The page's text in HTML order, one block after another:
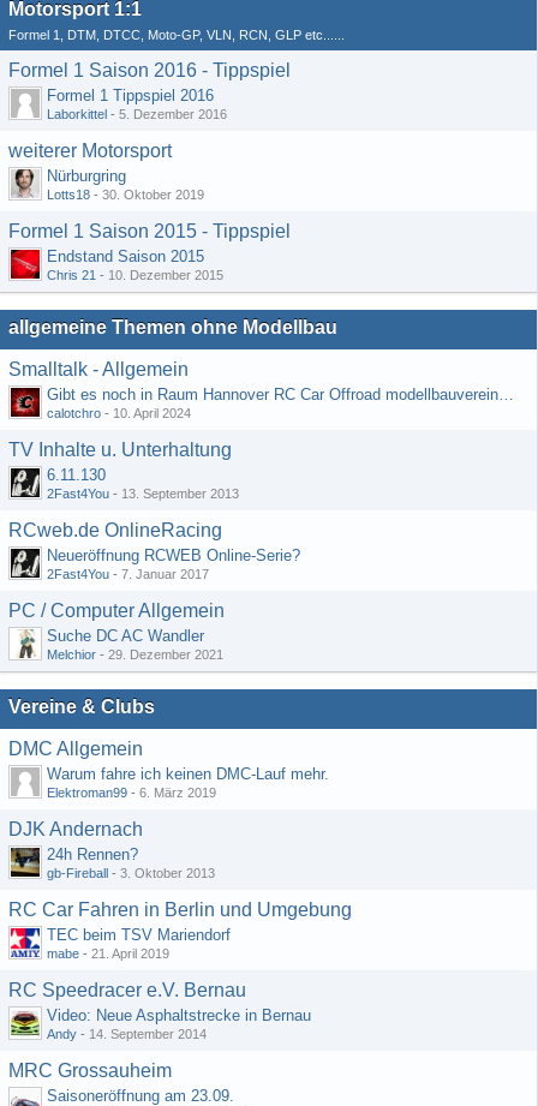
Motorsport 1:1
Formel 1, DTM, DTCC, Moto-GP, VLN, RCN, GLP etc......
Formel 1 Saison 2016 - Tippspiel
Formel 1 Tippspiel 2016
Laborkittel - 5. Dezember 2016
weiterer Motorsport
Nürburgring
Lotts18 - 30. Oktober 2019
Formel 1 Saison 2015 - Tippspiel
Endstand Saison 2015
Chris 21 - 10. Dezember 2015
allgemeine Themen ohne Modellbau
Smalltalk - Allgemein
Gibt es noch in Raum Hannover RC Car Offroad modellbauvereine, habe selbst schon gegoogelt aber erfolglos
calotchro - 10. April 2024
TV Inhalte u. Unterhaltung
6.11.130
2Fast4You - 13. September 2013
RCweb.de OnlineRacing
Neueröffnung RCWEB Online-Serie?
2Fast4You - 7. Januar 2017
PC / Computer Allgemein
Suche DC AC Wandler
Melchior - 29. Dezember 2021
Vereine & Clubs
DMC Allgemein
Warum fahre ich keinen DMC-Lauf mehr.
Elektroman99 - 6. März 2019
DJK Andernach
24h Rennen?
gb-Fireball - 3. Oktober 2013
RC Car Fahren in Berlin und Umgebung
TEC beim TSV Mariendorf
mabe - 21. April 2019
RC Speedracer e.V. Bernau
Video: Neue Asphaltstrecke in Bernau
Andy - 14. September 2014
MRC Grossauheim
Saisoneröffnung am 23.09.